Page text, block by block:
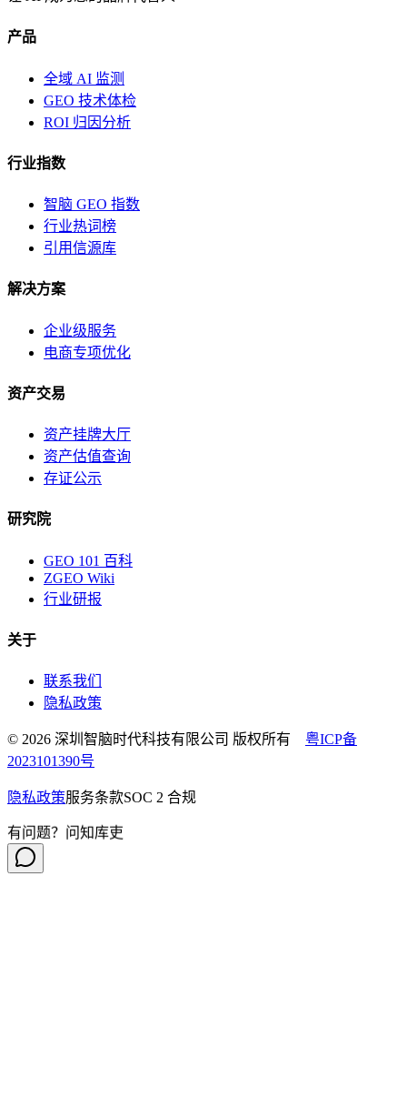
产品
全域 AI 监测
GEO 技术体检
ROI 归因分析
行业指数
智脑 GEO 指数
行业热词榜
引用信源库
解决方案
企业级服务
电商专项优化
资产交易
资产挂牌大厅
资产估值查询
存证公示
研究院
GEO 101 百科
ZGEO Wiki
行业研报
关于
联系我们
隐私政策
© 2026 深圳智脑时代科技有限公司 版权所有 粤ICP备
2023101390号
隐私政策服务条款SOC 2 合规
有问题？问知库吏